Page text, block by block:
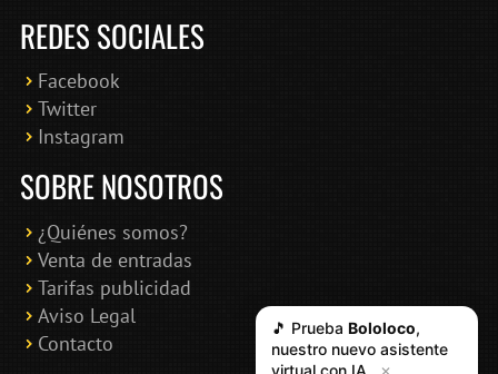
REDES SOCIALES
Facebook
Twitter
Instagram
SOBRE NOSOTROS
¿Quiénes somos?
Venta de entradas
Tarifas publicidad
Aviso Legal
Contacto
🎵 Prueba Bololoco,
nuestro nuevo asistente
virtual con IA